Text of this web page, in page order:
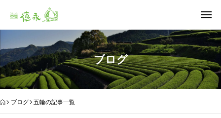
ブログ
ブログ 五輪の記事一覧